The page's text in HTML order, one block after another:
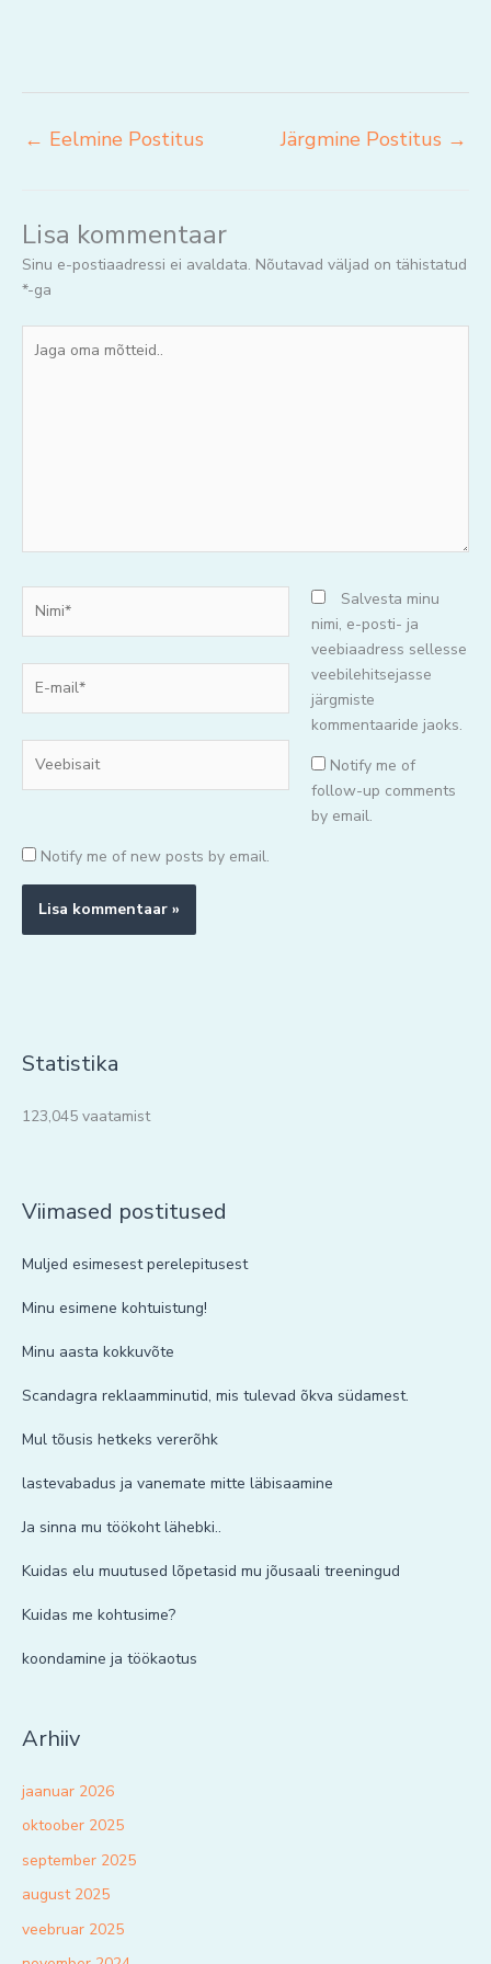
← Eelmine Postitus Järgmine Postitus →
Lisa kommentaar
Sinu e-postiaadressi ei avaldata. Nõutavad väljad on tähistatud
*-ga
oma
mail*
Salvesta minu
nimi, e-posti- ja
veebiaadress sellesse
veebilehitsejasse
järgmiste
kommentaaride jaoks.
Notify me of
follow-up comments
by email.
Notify me of new posts by email.
Statistika
123,045 vaatamist
Viimased postitused
Muljed esimesest perelepitusest
Minu esimene kohtuistung!
Minu aasta kokkuvõte
Scandagra reklaamminutid, mis tulevad õkva südamest.
Mul tõusis hetkeks vererõhk
lastevabadus ja vanemate mitte läbisaamine
Ja sinna mu töökoht lähebki..
Kuidas elu muutused lõpetasid mu jõusaali treeningud
Kuidas me kohtusime?
koondamine ja töökaotus
Arhiiv
jaanuar 2026
oktoober 2025
september 2025
august 2025
veebruar 2025